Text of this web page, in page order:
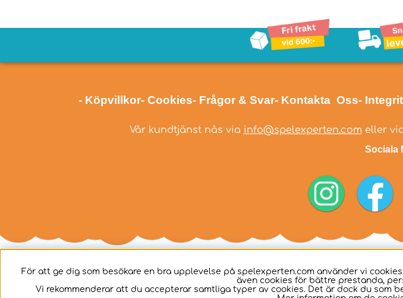
- Köpvillkor- Cookies- Frågor & Svar- Kontakta Oss-
Vår kundtjänst nås via info@spelexperten.com eller
Sociala
För att ge dig som besökare en bra upplevelse på spelexperten.com använder vi
även cookies för bättre prestanda,
Vi rekommenderar att du accepterar samtliga typer av cookies. Det är dock du som